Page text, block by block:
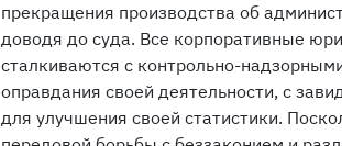
прекращения производства об
доводя до суда. Все корпоративные
сталкиваются с контрольно-
оправдания своей деятельности, с
для улучшения своей статистики.